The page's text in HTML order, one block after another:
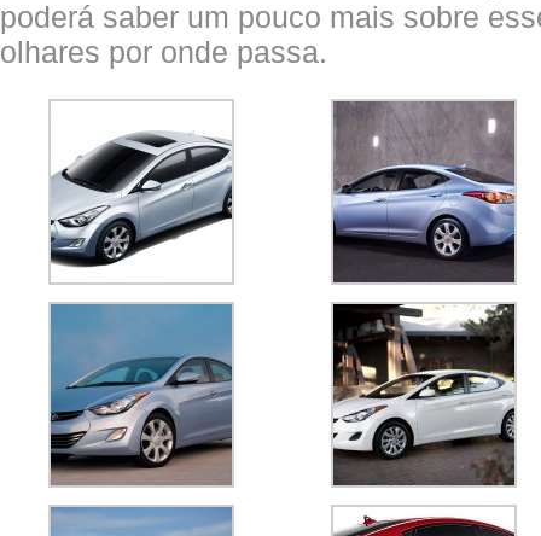
poderá saber um pouco mais sobre
olhares por onde passa.